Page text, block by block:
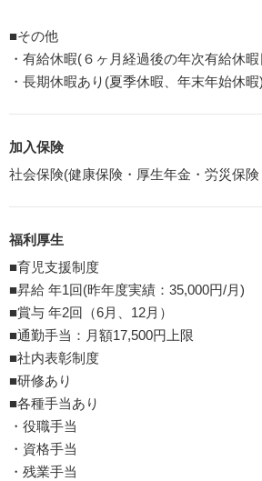
■その他
・有給休暇(６ヶ月経過後の年次有給休
・長期休暇あり(夏季休暇、年末年始休暇)
加入保険
社会保険(健康保険・厚生年金・労災保
福利厚生
■育児支援制度
■昇給 年1回(昨年度実績：35,000円/月)
■賞与 年2回（6月、12月）
■通勤手当：月額17,500円上限
■社内表彰制度
■研修あり
■各種手当あり
・役職手当
・資格手当
・残業手当